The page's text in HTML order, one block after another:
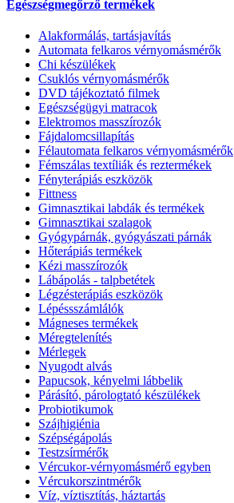
Egészségmegőrző termékek
Alakformálás, tartásjavítás
Automata felkaros vérnyomásmérők
Chi készülékek
Csuklós vérnyomásmérők
DVD tájékoztató filmek
Egészségügyi matracok
Elektromos masszírozók
Fájdalomcsillapítás
Félautomata felkaros vérnyomásmérők
Fémszálas textíliák és reztermékek
Fényterápiás eszközök
Fittness
Gimnasztikai labdák és termékek
Gimnasztikai szalagok
Gyógypárnák, gyógyászati párnák
Hőterápiás termékek
Kézi masszírozók
Lábápolás - talpbetétek
Légzésterápiás eszközök
Lépéssszámlálók
Mágneses termékek
Méregtelenítés
Mérlegek
Nyugodt alvás
Papucsok, kényelmi lábbelik
Párásító, párologtató készülékek
Probiotikumok
Szájhigiénia
Szépségápolás
Testzsírmérők
Vércukor-vérnyomásmérő egyben
Vércukorszintmérők
Víz, víztisztítás, háztartás